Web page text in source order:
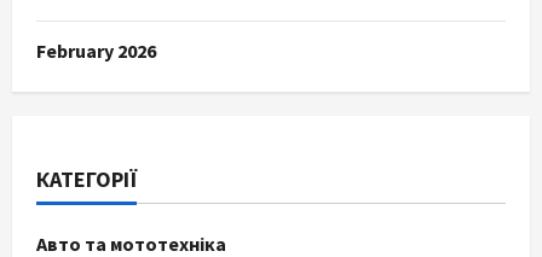
February 2026
КАТЕГОРІЇ
Авто та мототехніка